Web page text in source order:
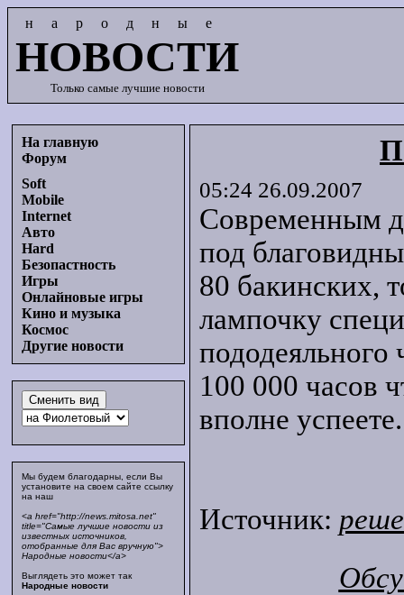
народные
НОВОСТИ
Только самые лучшие новости
На главную
Форум
Soft
Mobile
Internet
Авто
Hard
Безопастность
Игры
Онлайновые игры
Кино и музыка
Космос
Другие новости
Мы будем благодарны, если Вы
установите на своем сайте ссылку
на наш
<a href="http://news.mitosa.net"
title="Самые лучшие новости из
известных источников,
отобранные для Вас вручную">
Народные новости</a>
Выглядеть это может так
Народные новости
05:24 26.09.2007
Современным
под
80 бакинских,
лампочку
пододеяльного
100 000 часов
вполне успеете.
Источник: